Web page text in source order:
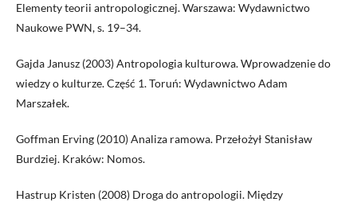
Elementy teorii antropologicznej. Warszawa: Wydawnictwo
Naukowe PWN, s. 19–34.
Gajda Janusz (2003) Antropologia kulturowa. Wprowadzenie do
wiedzy o kulturze. Część 1. Toruń: Wydawnictwo Adam
Marszałek.
Goffman Erving (2010) Analiza ramowa. Przełożył Stanisław
Burdziej. Kraków: Nomos.
Hastrup Kristen (2008) Droga do antropologii. Między